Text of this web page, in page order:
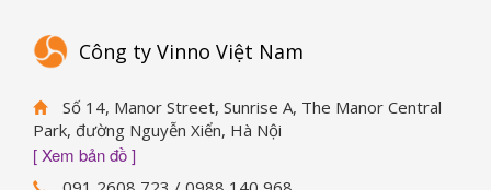
Công ty Vinno Việt Nam
Số 14, Manor Street, Sunrise A, The Manor Central
Park, đường Nguyễn Xiển, Hà Nội
[ Xem bản đồ ]